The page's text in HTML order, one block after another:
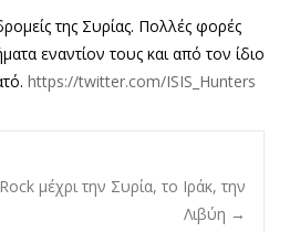
της Συρίας. Πολλές φορές
εναντίον τους και από τον ίδιο
https://twitter.com/ISIS_Hunters
μέχρι την Συρία, το Ιράκ, την
Λιβύη →